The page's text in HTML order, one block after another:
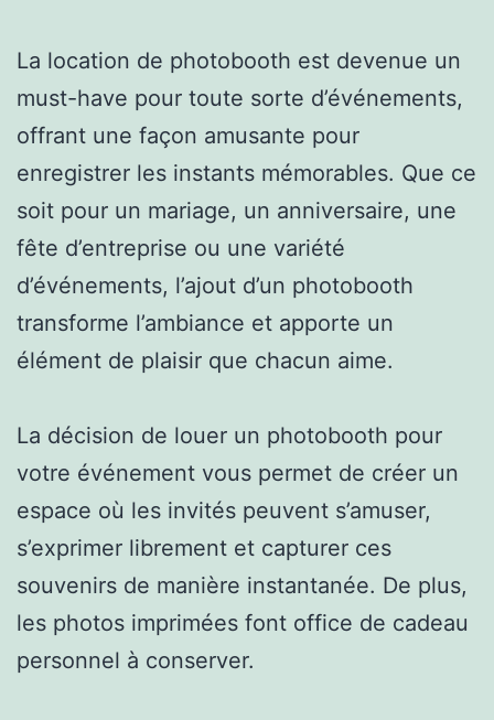
La location de photobooth est devenue un
must-have pour toute sorte d’événements,
offrant une façon amusante pour
enregistrer les instants mémorables. Que ce
soit pour un mariage, un anniversaire, une
fête d’entreprise ou une variété
d’événements, l’ajout d’un photobooth
transforme l’ambiance et apporte un
élément de plaisir que chacun aime.
La décision de louer un photobooth pour
votre événement vous permet de créer un
espace où les invités peuvent s’amuser,
s’exprimer librement et capturer ces
souvenirs de manière instantanée. De plus,
les photos imprimées font office de cadeau
personnel à conserver.